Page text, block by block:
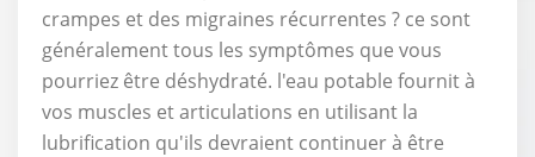
crampes et des migraines récurrentes ? ce sont
généralement tous les symptômes que vous
pourriez être déshydraté. l'eau potable fournit à
vos muscles et articulations en utilisant la
lubrification qu'ils devraient continuer à être